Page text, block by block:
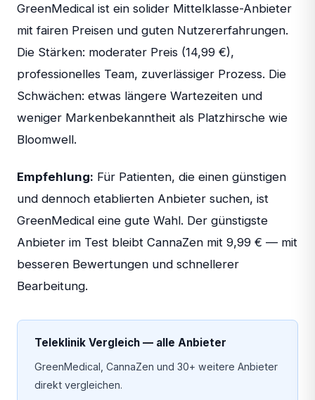
GreenMedical ist ein solider Mittelklasse-Anbieter
mit fairen Preisen und guten Nutzererfahrungen.
Die Stärken: moderater Preis (14,99 €),
professionelles Team, zuverlässiger Prozess. Die
Schwächen: etwas längere Wartezeiten und
weniger Markenbekanntheit als Platzhirsche wie
Bloomwell.
Empfehlung: Für Patienten, die einen günstigen
und dennoch etablierten Anbieter suchen, ist
GreenMedical eine gute Wahl. Der günstigste
Anbieter im Test bleibt CannaZen mit 9,99 € — mit
besseren Bewertungen und schnellerer
Bearbeitung.
Teleklinik Vergleich — alle Anbieter
GreenMedical, CannaZen und 30+ weitere Anbieter
direkt vergleichen.